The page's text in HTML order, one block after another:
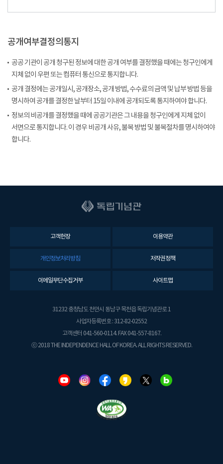
공개여부결정의통지
공공 기관이 공개 청구된 정보에 대한 공개 여부를 결정했을 때에는 청구인에게
지체 없이 우편 또는 컴퓨터 통신으로 통지합니다.
공개 결정에는 공개일시, 공개장소, 공개 방법, 수수료의 금액 및 납부 방법 등을
명시하여 공개를 결정한 날부터 15일 이내에 공개되도록 통지하여야 합니다.
정보의 비공개를 결정했을 때에 공공기관은 그 내용을 청구인에게 지체 없이
서면으로 통지합니다. 이 경우 비공개 사유, 불복 방법 및 불복절차를 명시하여야
합니다.
고객헌장 이용약관
개인정보처리방침 저작권정책
이메일무단수집거부 사이트맵
31232 충청남도 천안시 동남구 목천읍 독립기념관로 1
사업자등록번호 : 312-82-02552
고객센터 041-560-0114. FAX 041-557-8167.
ⓒ 2018 THE INDEPENDENCE HALL OF KOREA. ALL RIGHTS RESERVED.